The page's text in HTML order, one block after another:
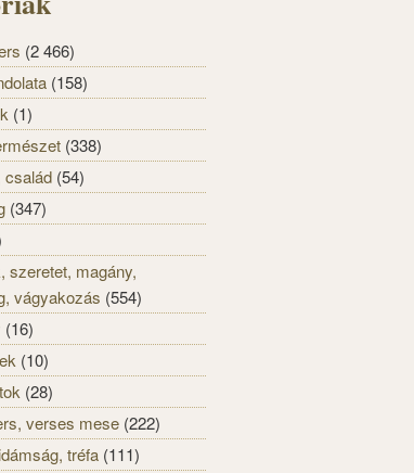
(2 466)
(158)
(1)
(338)
család (54)
(347)
szeretet, magány,
vágyakozás (554)
(16)
(10)
(28)
verses mese (222)
tréfa (111)